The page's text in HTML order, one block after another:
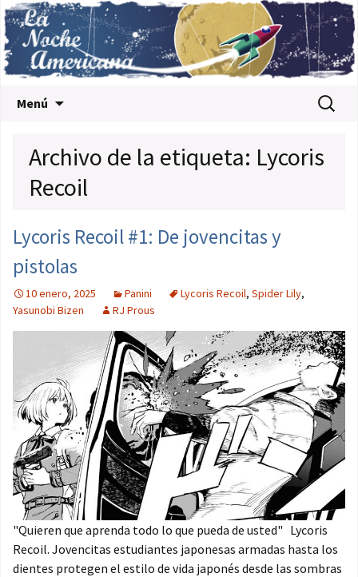
Menú Buscar:
Archivo de la etiqueta: Lycoris
Recoil
Lycoris Recoil #1: De jovencitas y
pistolas
10 enero, 2025 Panini Lycoris Recoil, Spider Lily,
Yasunobi Bizen
RJ Prous
"Quieren que aprenda todo lo que pueda de usted" Lycoris
Recoil. Jovencitas estudiantes japonesas armadas hasta los
dientes protegen el estilo de vida japonés desde las sombras